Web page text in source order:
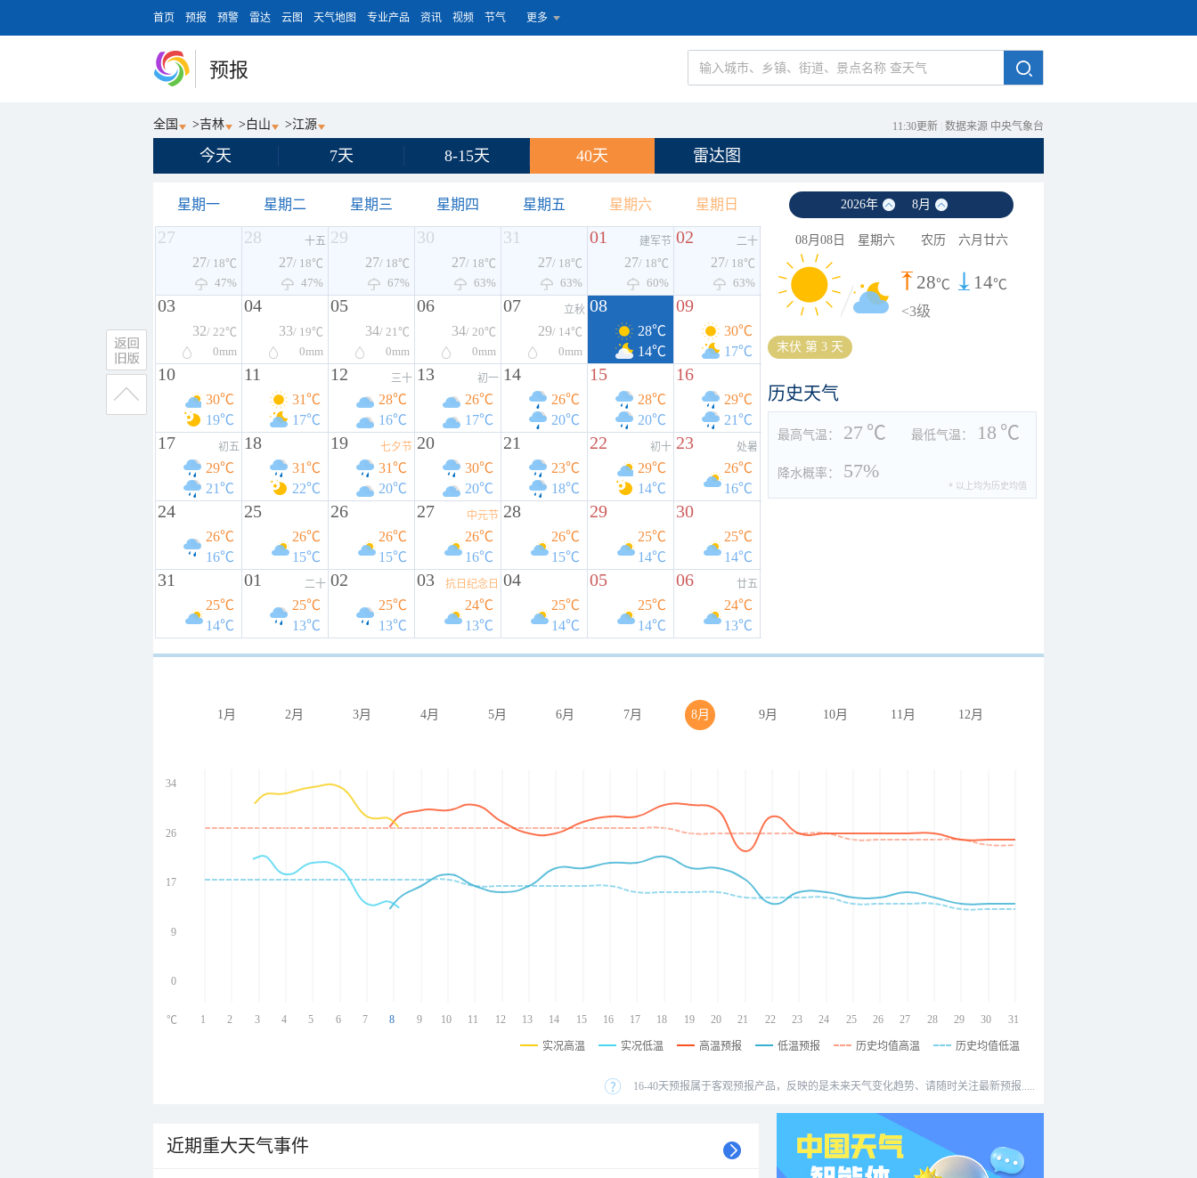
首页 预报 预警 雷达 云图 天气地图 专业产品 资讯 视频 节气 更多
预报
全国 >吉林 > 白山 >江源 11:30更新 数据来源 中央气象台
今天 7天 8-15天 40天 雷达图
星期一 星期二 星期三 星期四 星期五 星期六 星期日
27
27/ 18℃
47%
28 十五
27/ 18℃
47%
29
27/ 18℃
67%
30
27/ 18℃
63%
31
27/ 18℃
63%
01 建军节
27/ 18℃
60%
02 二十
27/ 18℃
63%
03
32/ 22℃
0mm
04
33/ 19℃
0mm
05
34/ 21℃
0mm
06
34/ 20℃
0mm
07 立秋
29/ 14℃
0mm
08
28℃
14℃
09
30℃
17℃
10
30℃
19℃
11
31℃
17℃
12 三十
28℃
16℃
13 初一
26℃
17℃
14
26℃
20℃
15
28℃
20℃
16
29℃
21℃
17 初五
29℃
21℃
18
31℃
22℃
19 七夕节
31℃
20℃
20
30℃
20℃
21
23℃
18℃
22 初十
29℃
14℃
23 处暑
26℃
16℃
24
26℃
16℃
25
26℃
15℃
26
26℃
15℃
27 中元节
26℃
16℃
28
26℃
15℃
29
25℃
14℃
30
25℃
14℃
31
25℃
14℃
01 二十
25℃
13℃
02
25℃
13℃
03 抗日纪念日
24℃
13℃
04
25℃
14℃
05
25℃
14℃
06 廿五
24℃
13℃
2026年 8月
08月08日 星期六 农历 六月廿六
28℃ 14℃
<3级
末伏 第 3 天
历史天气
最高气温： 27 ℃ 最低气温： 18 ℃
降水概率： 57%
* 以上均为历史均值
1月 2月 3月 4月 5月 6月 7月 8月 9月 10月 11月 12月
34
26
17
9
0
1 2 3 4 5 6 7 8 9 10 11 12 13 14 15 16 17 18 19 20 21 22 23 24 25 26 27 28 29 30 31
℃
实况高温 实况低温 高温预报 低温预报 历史均值高温 历史均值低温
16-40天预报属于客观预报产品，反映的是未来天气变化趋势、请随时关注最新预报.....
近期重大天气事件